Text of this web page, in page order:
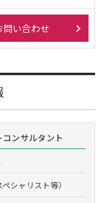
問い合わせ
ンサルタント
シャリスト等）